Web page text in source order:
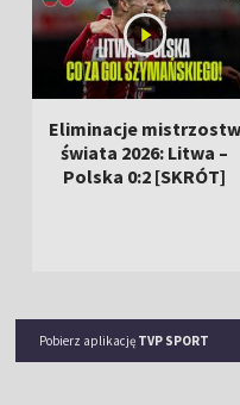
Eliminacje mistrzostw
świata 2026: Litwa –
Polska 0:2 [SKRÓT]
Pobierz aplikację TVP SPORT